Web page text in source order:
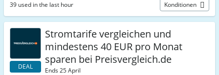
39 used in the last hour Konditionen
DEAL
Stromtarife vergleichen und
mindestens 40 EUR pro Monat
sparen bei Preisvergleich.de
Ends 25 April